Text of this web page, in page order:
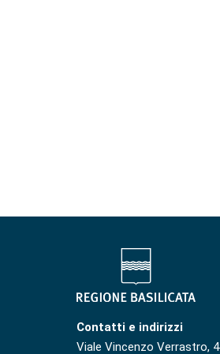
Contatti e indirizzi
Viale Vincenzo Verrastro, 4